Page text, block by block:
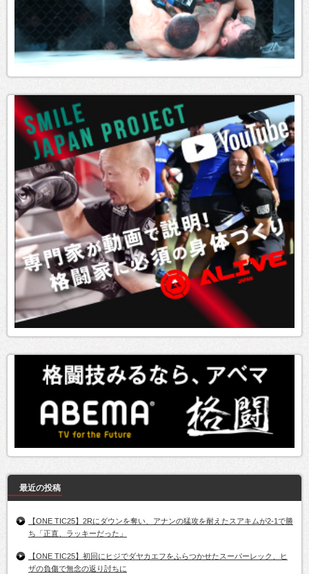
最近の投稿
【ONE TIC25】2Rにダウンを奪い、アナンの猛攻を耐えたスアキムが2-1で勝
ち「正直、ラッキーだった」
【ONE TIC25】初回にヒジでダヤカエフをふらつかせたスーパーレック、ヒ
ザの負傷で無念の返り討ちに